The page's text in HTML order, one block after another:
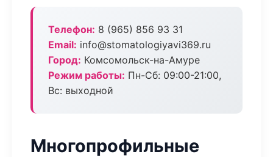
Телефон: 8 (965) 856 93 31
Email: info@stomatologiyavi369.ru
Город: Комсомольск-на-Амуре
Режим работы: Пн-Сб: 09:00-21:00,
Вс: выходной
Многопрофильные